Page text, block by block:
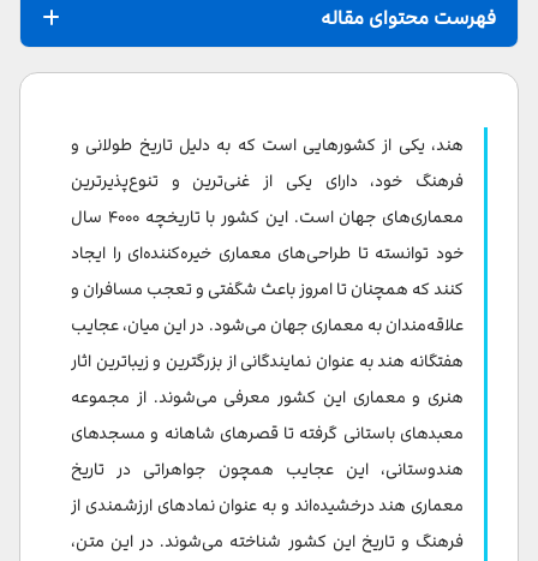
فهرست محتوای مقاله
عجایب هفتگانه هند
ویرانه های نالاندا، نالاندا، بیهار
صومعه تاوانگ در آروناچال پرادش
خرابه های امپراتوری ویجیناگار، هامپی، کارناتاکا
معبد خورشید، کونارک، اودیشا
غارهای آجانتا و الورا، اونگ آباد، ماهاراشترا
هند، یکی از کشورهایی است که به دلیل تاریخ طولانی و
فرهنگ خود، دارای یکی از غنی‌ترین و تنوع‌پذیرترین
معماری‌های جهان است. این کشور با تاریخچه ۴۰۰۰ سال
خود توانسته‌ تا طراحی‌های معماری خیره‌کننده‌ای را ایجاد
کنند که همچنان تا امروز باعث شگفتی و تعجب مسافران و
علاقه‌مندان به معماری جهان می‌شود. در این میان، عجایب
هفتگانه هند به عنوان نمایندگانی از بزرگترین و زیباترین اثار
هنری و معماری این کشور معرفی می‌شوند. از مجموعه
معبد‌های باستانی گرفته تا قصرهای شاهانه و مسجدهای
هندوستانی، این عجایب همچون جواهراتی در تاریخ
معماری هند درخشیده‌اند و به عنوان نمادهای ارزشمندی از
فرهنگ و تاریخ این کشور شناخته می‌شوند. در این متن،